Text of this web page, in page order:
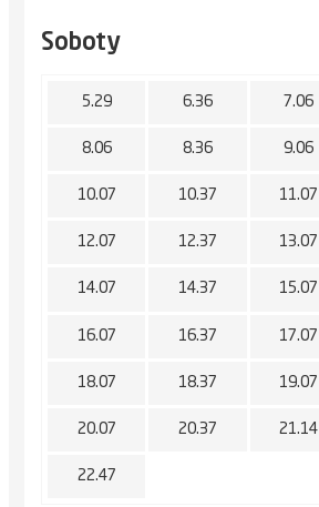
Soboty
5.29 6.36 7.06
8.06 8.36 9.06
10.07 10.37 11.07
12.07 12.37 13.07
14.07 14.37 15.07
16.07 16.37 17.07
18.07 18.37 19.07
20.07 20.37 21.14
22.47